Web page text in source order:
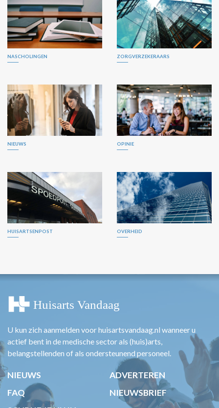
NASCHOLINGEN ZORGVERZEKERAARS
NIEUWS OPINIE
HUISARTSENPOST OVERHEID
U kun zich aanmelden voor huisartsvandaag.nl wanneer u
actief bent in de medische sector als (huis)arts,
belangstellenden of als ondersteunend personeel.
NIEUWS
ADVERTEREN
FAQ
NIEUWSBRIEF